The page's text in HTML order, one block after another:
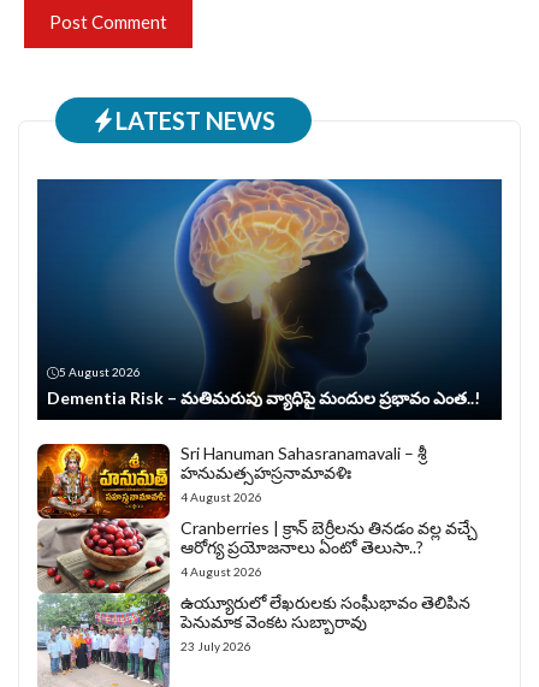
LATEST NEWS
5 August 2026
Dementia Risk – మతిమరుపు వ్యాధిపై మందుల ప్రభావం ఎంత..!
Sri Hanuman Sahasranamavali – శ్రీ
హనుమత్సహస్రనామావళిః
4 August 2026
Cranberries | క్రాన్ బెర్రీల‌ను తిన‌డం వ‌ల్ల వచ్చే
ఆరోగ్య ప్రయోజనాలు ఏంటో తెలుసా..?
4 August 2026
ఉయ్యూరులో లేఖరులకు సంఘీభావం తెలిపిన
పెనుమాక వెంకట సుబ్బారావు
23 July 2026